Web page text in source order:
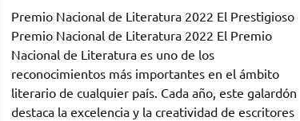
Premio Nacional de Literatura 2022 El Prestigioso
Premio Nacional de Literatura 2022 El Premio
Nacional de Literatura es uno de los
reconocimientos más importantes en el ámbito
literario de cualquier país. Cada año, este galardón
destaca la excelencia y la creatividad de escritores